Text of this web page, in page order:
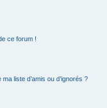
ce forum !
liste d’amis ou d’ignorés ?